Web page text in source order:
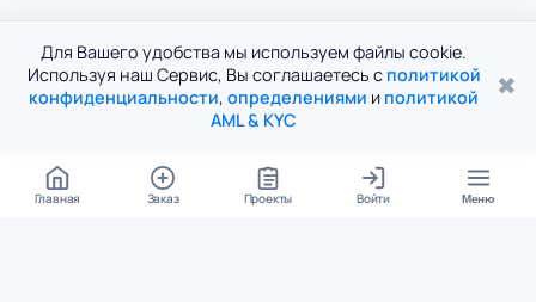
Для Вашего удобства мы используем файлы cookie.
Используя наш Сервис, Вы соглашаетесь с политикой
конфиденциальности, определениями и политикой
AML & KYC
✖
Главная Заказ Проекты Войти Меню